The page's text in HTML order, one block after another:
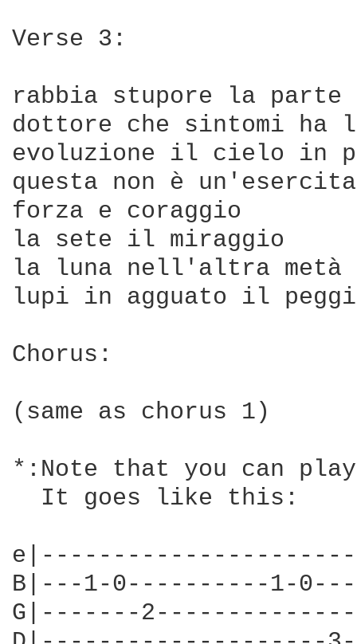
Verse 3:
rabbia stupore la
dottore che sintomi
evoluzione il cielo in
questa non è
forza e coraggio
la sete il miraggio
la luna nell'altra metà
lupi in agguato il
Chorus:
(same as chorus 1)
*:Note that you can
  It goes like this:
B|---1-0----------1-
G|-------